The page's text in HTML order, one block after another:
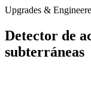
Upgrades &
Detector de
subterráneas